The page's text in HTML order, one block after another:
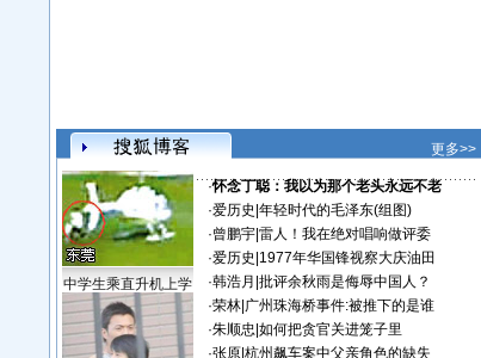
更多>>
中学生乘直升机上学
·怀念丁聪：我以为那个老头永远不老
·爱历史 年轻时代的毛泽东(组图)
·曾鹏宇| 雷人！我在绝对唱响做评委
·爱历史 1977年华国锋视察大庆油田
·韩浩月 批评余秋雨是侮辱中国人？
·荣林| 广州珠海桥事件:被推下的是谁
·朱顺忠 如何把贪官关进笼子里
·张原| 杭州飙车案中父亲角色的缺失